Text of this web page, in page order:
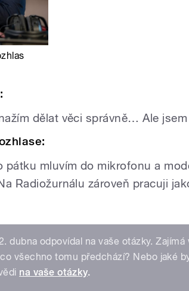
dělat věci správně… Ale
pátku mluvím do mikrofonu a
Radiožurnálu zároveň pracuji
dubna odpovídal na vaše otázky. Zajímá
všechno tomu předchází? Nebo jaké
na vaše otázky.